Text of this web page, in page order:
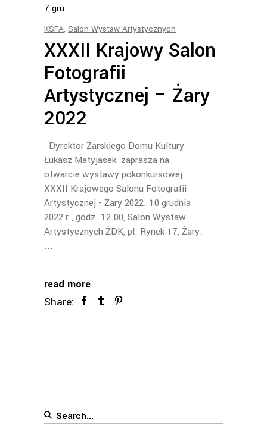
7 gru
KSFA, Salon Wystaw Artystycznych
XXXII Krajowy Salon
Fotografii
Artystycznej – Żary
2022
Dyrektor Żarskiego Domu Kultury
Łukasz Matyjasek zaprasza na
otwarcie wystawy pokonkursowej
XXXII Krajowego Salonu Fotografii
Artystycznej - Żary 2022. 10 grudnia
2022 r., godz. 12.00, Salon Wystaw
Artystycznych ŻDK, pl. Rynek 17, Żary.
read more
Share:
Search